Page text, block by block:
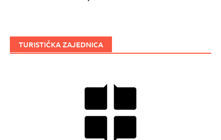
TURISTIČKA ZAJEDNICA